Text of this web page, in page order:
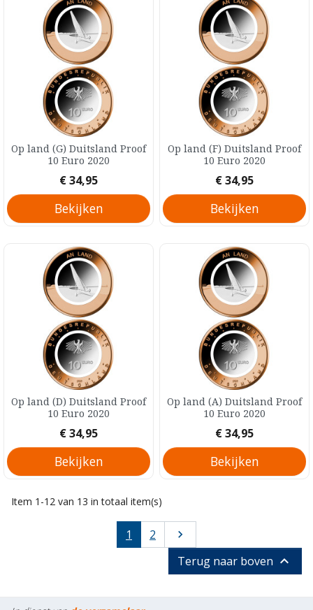
Op land (G) Duitsland Proof
10 Euro 2020
Prijs
€ 34,95
Bekijken
Op land (F) Duitsland Proof
10 Euro 2020
Prijs
€ 34,95
Bekijken
Op land (D) Duitsland Proof
10 Euro 2020
Prijs
€ 34,95
Bekijken
Op land (A) Duitsland Proof
10 Euro 2020
Prijs
€ 34,95
Bekijken
Item 1-12 van 13 in totaal item(s)
1 2 Volgende

Terug naar boven 